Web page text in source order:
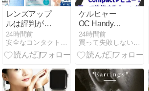
レンズアップ
ルは評判が悪
い？｜良い口
コミ・送料・
処方箋・返品
説
24時間前
ケルヒャー
OC Handy
Compactレビ
ュー！買って
後悔する人・
24時間前